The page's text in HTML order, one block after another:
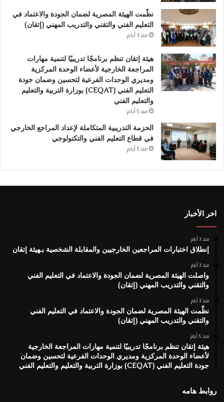
v
e
:
نظّمت الهيئة المصرية لضمان الجودة والاعتماد في
التعليم الفني والتقني والتدريب المهني (إتقان)
منذ 3 أيام
هيئة إتقان تنظم برنامجًا تدريبيًا لتنمية مهارات
المراجعة الخارجية لأعضاء الوحدة المركزية
ومديري الوحدات الفرعية لتحسين وضمان جودة
التعليم الفني (CEQAT) بوزارة التربية والتعليم
والتعليم الفني
منذ 5 أيام
الحزمة التدريبية المتكاملة لإعداد المراجع الخارجي
في قطاع التعليم الفني والتكنولوجي
منذ 5 أيام
اخر الأخبار
منذ 3 أيام
إنطلاق اختبارات المراجعين الخارجيين والمقابلة الشخصية بـهيئة إتقان
منذ 3 أيام
واصلت الهيئة المصرية لضمان الجودة والاعتماد في التعليم الفني
والتقني والتدريب المهني (إتقان)
منذ 3 أيام
نظّمت الهيئة المصرية لضمان الجودة والاعتماد في التعليم الفني
والتقني والتدريب المهني (إتقان)
منذ 5 أيام
هيئة إتقان تنظم برنامجًا تدريبيًا لتنمية مهارات المراجعة الخارجية
لأعضاء الوحدة المركزية ومديري الوحدات الفرعية لتحسين وضمان
جودة التعليم الفني (CEQAT) بوزارة التربية والتعليم والتعليم الفني
روابط هامه